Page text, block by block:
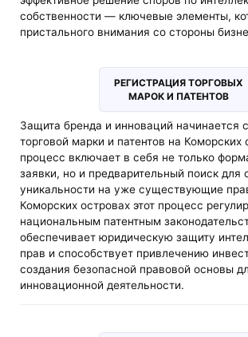
собственности — ключевые элементы,
пристального внимания со стороны
РЕГИСТРАЦИЯ ТОРГОВЫХ
МАРОК И ПАТЕНТОВ
Защита бренда и инноваций начинается
торговой марки и патентов на Коморских
процесс включает в себя не только
заявки, но и предварительный поиск для
уникальности на уже существующие
Коморских островах этот процесс
национальным патентным
обеспечивает юридическую защиту
прав и способствует привлечению
создания безопасной правовой основы
инновационной деятельности.